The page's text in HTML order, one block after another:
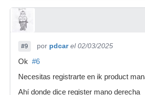
#9 por pdcar el 02/03/2025
Ok #6
Necesitas registrarte en ik product
Ahí donde dice register mano derecha